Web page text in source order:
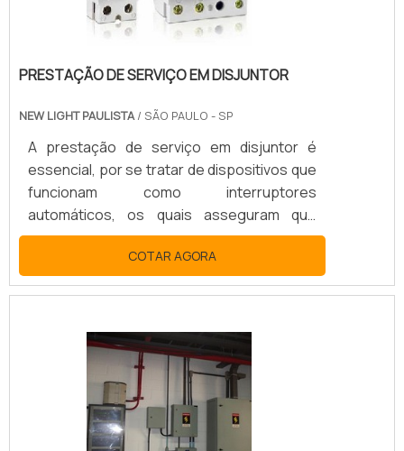
PRESTAÇÃO DE SERVIÇO EM DISJUNTOR
NEW LIGHT PAULISTA/ SÃO PAULO - SP
A prestação de serviço em disjuntor é
essencial, por se tratar de dispositivos que
funcionam como interruptores
automáticos, os quais asseguram que
redes elétricas possam operar com
segurança, sem causar danos como curtos
circuitos, quedas de corrente elétrica ou
funcionamento do disjuntor deve ocorrer
com a máxima exatidão, evitando qualquer
tipo de erro ou acidente elétrico.O
PROCESSO É EXTREMAMENTE
IMPORTANTEDurante a manutenção, os
disjuntores passam por testes e.
COTAR AGORA